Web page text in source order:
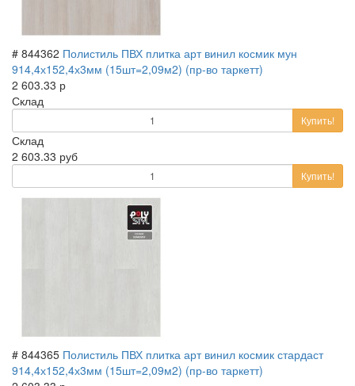
# 844362 Полистиль ПВХ плитка арт винил космик мун
914,4х152,4х3мм (15шт=2,09м2) (пр-во таркетт)
2 603.33 р
Склад
Купить!
Склад
2 603.33 руб
Купить!
# 844365 Полистиль ПВХ плитка арт винил космик стардаст
914,4х152,4х3мм (15шт=2,09м2) (пр-во таркетт)